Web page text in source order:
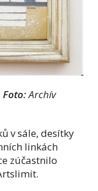
Foto:Archív
v sále, desítky
linkách
zúčastnilo